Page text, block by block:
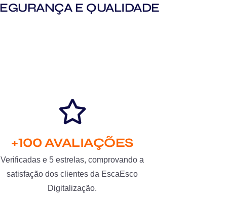
E QUALIDADE
+100 AVALIAÇÕES
Verificadas e 5 estrelas, comprovando a
satisfação dos clientes da EscaEsco
Digitalização.